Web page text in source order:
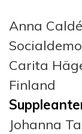
Anna
Carita
Finland
Johanna